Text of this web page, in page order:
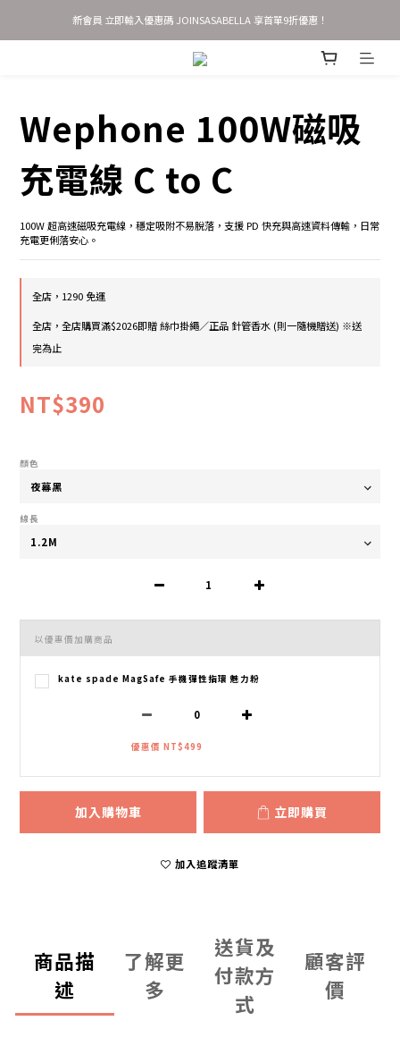
歡慶官網改版新上線✨新會員首單9折，加贈$50購物金
新會員 立即輸入優惠碼 JOINSASABELLA 享首單9折優惠！
AirTag 全系列 任選2件95折 3件9折
Wephone 100W磁吸
充電線 C to C
100W 超高速磁吸充電線，穩定吸附不易脫落，支援 PD 快充與高速資料傳輸，日常
充電更俐落安心。
全店，1290 免運
全店，全店購買滿$2026即贈 絲巾掛繩／正品 針管香水 (則一隨機贈送) ※送
完為止
NT$390
顏色
線長
以優惠價加購商品
kate spade MagSafe 手機彈性指環 魅力粉
優惠價 NT$499
加入購物車 立即購買
加入追蹤清單
商品描
述
了解更
多
送貨及
付款方
式
顧客評
價